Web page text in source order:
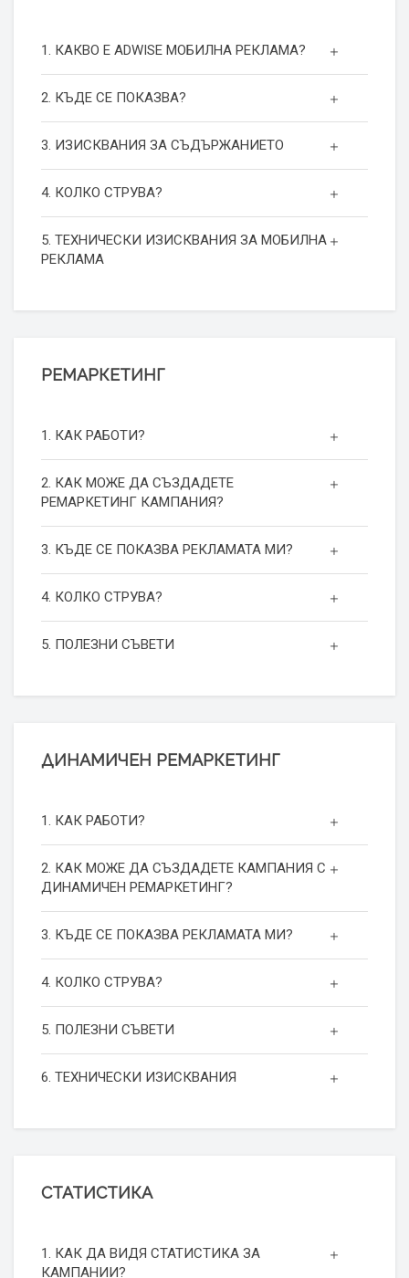
1. КАКВО Е ADWISE МОБИЛНА РЕКЛАМА?
2. КЪДЕ СЕ ПОКАЗВА?
3. ИЗИСКВАНИЯ ЗА СЪДЪРЖАНИЕТО
4. КОЛКО СТРУВА?
5. ТЕХНИЧЕСКИ ИЗИСКВАНИЯ ЗА МОБИЛНА
РЕКЛАМА
РЕМАРКЕТИНГ
1. КАК РАБОТИ?
2. КАК МОЖЕ ДА СЪЗДАДЕТЕ
РЕМАРКЕТИНГ КАМПАНИЯ?
3. КЪДЕ СЕ ПОКАЗВА РЕКЛАМАТА МИ?
4. КОЛКО СТРУВА?
5. ПОЛЕЗНИ СЪВЕТИ
ДИНАМИЧЕН РЕМАРКЕТИНГ
1. КАК РАБОТИ?
2. КАК МОЖЕ ДА СЪЗДАДЕТЕ КАМПАНИЯ С
ДИНАМИЧЕН РЕМАРКЕТИНГ?
3. КЪДЕ СЕ ПОКАЗВА РЕКЛАМАТА МИ?
4. КОЛКО СТРУВА?
5. ПОЛЕЗНИ СЪВЕТИ
6. ТЕХНИЧЕСКИ ИЗИСКВАНИЯ
СТАТИСТИКА
1. КАК ДА ВИДЯ СТАТИСТИКА ЗА
КАМПАНИИ?